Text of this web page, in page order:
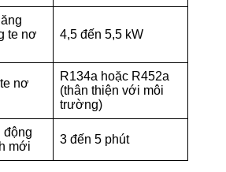
te nơ
4,5 đến 5,5 kW
nơ
R134a hoặc R452a
(thân thiện với môi
trường)
mới
3 đến 5 phút